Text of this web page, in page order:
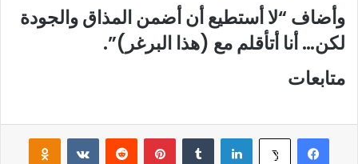
وأضاف “لا أستطيع أن أضمن المذاق والجودة
لكن… أنا أتأقلم مع (هذا البرغر)”.
متابعات
فيسبوك ‫X لينكدإن بينتيريست